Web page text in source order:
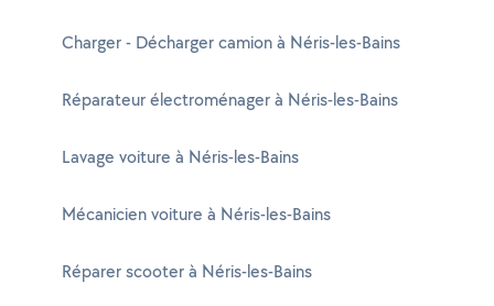
Charger - Décharger camion à Néris-les-Bains
Réparateur électroménager à Néris-les-Bains
Lavage voiture à Néris-les-Bains
Mécanicien voiture à Néris-les-Bains
Réparer scooter à Néris-les-Bains